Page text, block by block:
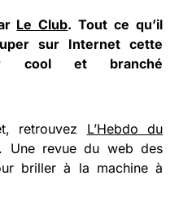
Le Club. Tout ce qu’il
sur Internet cette
cool et branché
retrouvez L’Hebdo du
. Une revue du web des
briller à la machine à